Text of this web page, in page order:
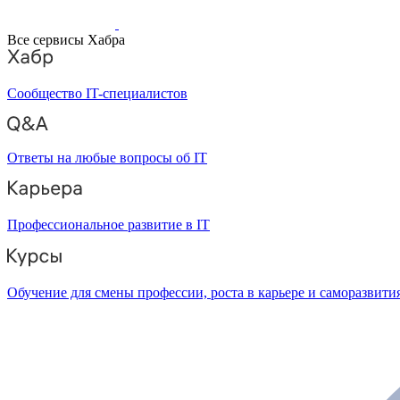
Все сервисы Хабра
Сообщество IT-специалистов
Ответы на любые вопросы об IT
Профессиональное развитие в IT
Обучение для смены профессии, роста в карьере и